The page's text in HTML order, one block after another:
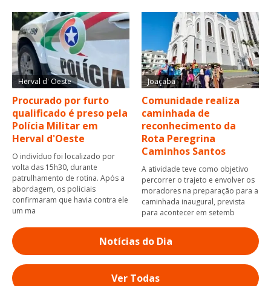
Herval d' Oeste
Procurado por furto
qualificado é preso pela
Polícia Militar em
Herval d'Oeste
O indivíduo foi localizado por
volta das 15h30, durante
patrulhamento de rotina. Após a
abordagem, os policiais
confirmaram que havia contra ele
um ma
Joaçaba
Comunidade realiza
caminhada de
reconhecimento da
Rota Peregrina
Caminhos Santos
A atividade teve como objetivo
percorrer o trajeto e envolver os
moradores na preparação para a
caminhada inaugural, prevista
para acontecer em setemb
Notícias do Dia
Ver Todas